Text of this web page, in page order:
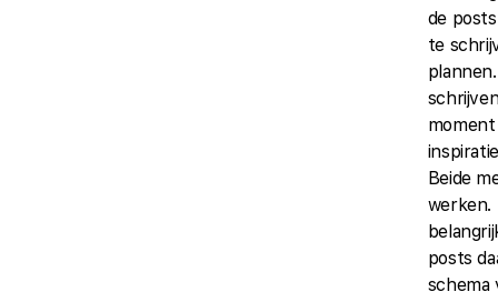
de
te
Beide
werken.
posts
schema